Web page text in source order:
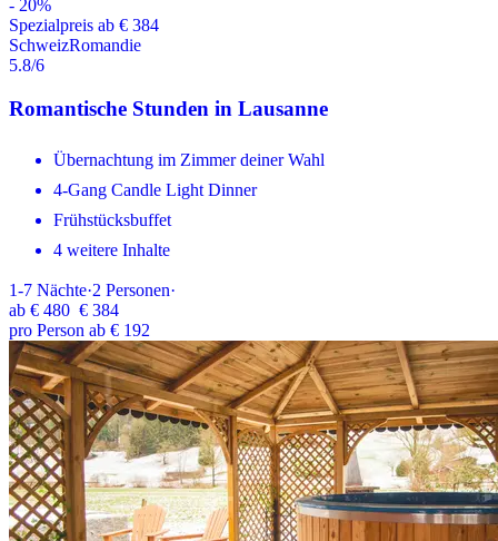
- 20%
Spezialpreis ab € 384
SchweizRomandie
5.8/6
Romantische Stunden in Lausanne
Übernachtung im Zimmer deiner Wahl
4-Gang Candle Light Dinner
Frühstücksbuffet
4 weitere Inhalte
1-7 Nächte·2 Personen·
ab € 480 € 384
pro Person ab € 192